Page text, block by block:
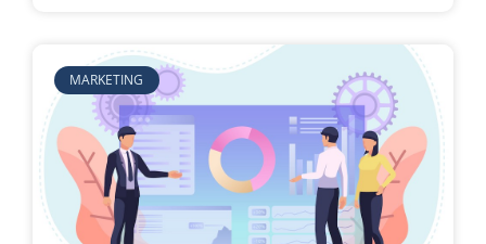
MARKETING